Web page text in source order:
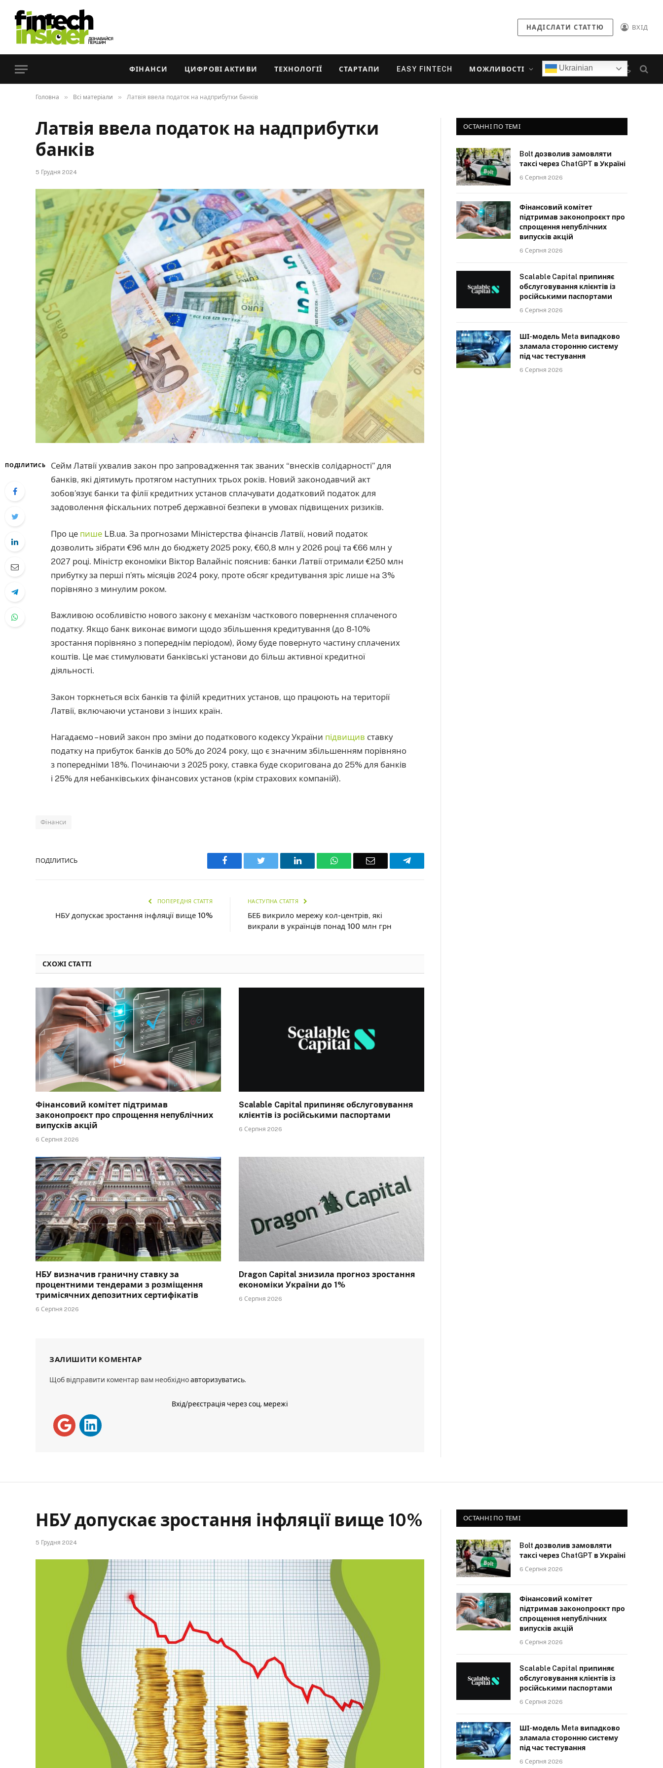
НАДІСЛАТИ СТАТТЮ ВХІД
ФІНАНСИ ЦИФРОВІ АКТИВИ ТЕХНОЛОГІЇ СТАРТАПИ EASY FINTECH МОЖЛИВОСТІ Ukrainian
Головна » Всі матеріали » Латвія ввела податок на надприбутки банків
Латвія ввела податок на надприбутки
банків
5 Грудня 2024
ПОДІЛИТИСЬ
Сейм Латвії ухвалив закон про запровадження так званих “внесків солідарності” для
банків, які діятимуть протягом наступних трьох років. Новий законодавчий акт
зобов’язує банки та філії кредитних установ сплачувати додатковий податок для
задоволення фіскальних потреб державної безпеки в умовах підвищених ризиків.
Про це пише LB.ua. За прогнозами Міністерства фінансів Латвії, новий податок
дозволить зібрати €96 млн до бюджету 2025 року, €60,8 млн у 2026 році та €66 млн у
2027 році. Міністр економіки Віктор Валайніс пояснив: банки Латвії отримали €250 млн
прибутку за перші п’ять місяців 2024 року, проте обсяг кредитування зріс лише на 3%
порівняно з минулим роком.
Важливою особливістю нового закону є механізм часткового повернення сплаченого
податку. Якщо банк виконає вимоги щодо збільшення кредитування (до 8-10%
зростання порівняно з попереднім періодом), йому буде повернуто частину сплачених
коштів. Це має стимулювати банківські установи до більш активної кредитної
діяльності.
Закон торкнеться всіх банків та філій кредитних установ, що працюють на території
Латвії, включаючи установи з інших країн.
Нагадаємо – новий закон про зміни до податкового кодексу України підвищив ставку
податку на прибуток банків до 50% до 2024 року, що є значним збільшенням порівняно
з попередніми 18%. Починаючи з 2025 року, ставка буде скоригована до 25% для банків
і 25% для небанківських фінансових установ (крім страхових компаній).
Фінанси
ПОДІЛИТИСЬ Facebook Twitter LinkedIn WhatsAppEmail Telegram
ПОПЕРЕДНЯ СТАТТЯ
НБУ допускає зростання інфляції вище 10%
НАСТУПНА СТАТТЯ
БЕБ викрило мережу кол-центрів, які
викрали в українців понад 100 млн грн
СХОЖІ СТАТТІ
Фінансовий комітет підтримав
законопроєкт про спрощення непублічних
випусків акцій
6 Серпня 2026
Scalable Capital припиняє обслуговування
клієнтів із російськими паспортами
6 Серпня 2026
НБУ визначив граничну ставку за
процентними тендерами з розміщення
тримісячних депозитних сертифікатів
6 Серпня 2026
Dragon Capital знизила прогноз зростання
економіки України до 1%
6 Серпня 2026
ЗАЛИШИТИ КОМЕНТАР
Щоб відправити коментар вам необхідноавторизуватись.
Вхід/реєстрація через соц. мережі
ОСТАННІ ПО ТЕМІ
Bolt дозволив замовляти
таксі через ChatGPT в Україні
6 Серпня 2026
Фінансовий комітет
підтримав законопроєкт про
спрощення непублічних
випусків акцій
6 Серпня 2026
Scalable Capital припиняє
обслуговування клієнтів із
російськими паспортами
6 Серпня 2026
ШІ-модель Meta випадково
зламала сторонню систему
під час тестування
6 Серпня 2026
НБУ допускає зростання інфляції вище 10%
5 Грудня 2024
ОСТАННІ ПО ТЕМІ
Bolt дозволив замовляти
таксі через ChatGPT в Україні
6 Серпня 2026
Фінансовий комітет
підтримав законопроєкт про
спрощення непублічних
випусків акцій
6 Серпня 2026
Scalable Capital припиняє
обслуговування клієнтів із
російськими паспортами
6 Серпня 2026
ШІ-модель Meta випадково
зламала сторонню систему
під час тестування
6 Серпня 2026